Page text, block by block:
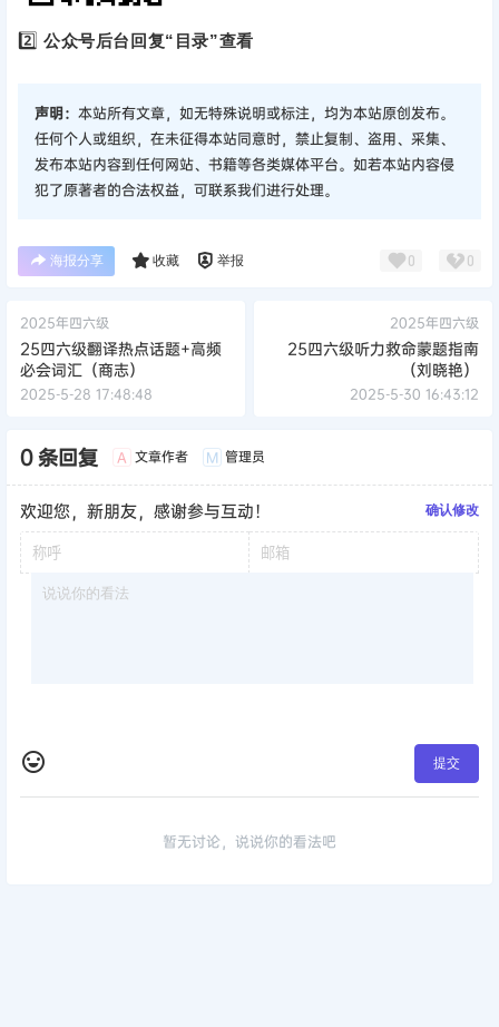
2️⃣公众号后台回复“目录”查看
声明： 本站所有文章，如无特殊说明或标注，均为本站原创发布。
任何个人或组织，在未征得本站同意时，禁止复制、盗用、采集、
发布本站内容到任何网站、书籍等各类媒体平台。如若本站内容侵
犯了原著者的合法权益，可联系我们进行处理。
海报分享 收藏 举报 0 0
2025年四六级
25四六级翻译热点话题+高频
必会词汇（商志）
2025-5-28 17:48:48
2025年四六级
25四六级听力救命蒙题指南
（刘晓艳）
2025-5-30 16:43:12
0 条回复 A 文章作者 M 管理员
欢迎您，新朋友，感谢参与互动！ 确认修改
提交
暂无讨论，说说你的看法吧